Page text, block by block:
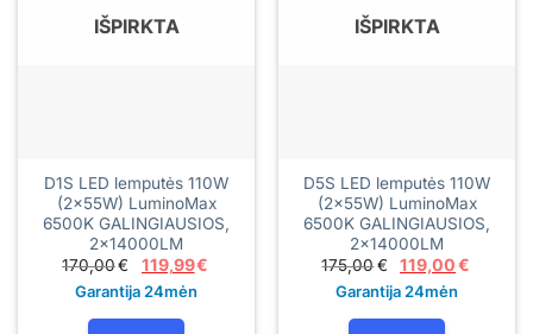
IŠPIRKTA
D1S LED lemputės 110W
(2×55W) LuminoMax
6500K GALINGIAUSIOS,
2×14000LM
170,00€
Original
price
was:
119,99€
Garantija 24mėn
IŠPIRKTA
D5S LED lemputės 110W
(2×55W) LuminoMax
6500K GALINGIAUSIOS,
2×14000LM
175,00€
Original
price
was:
119,00€
Garantija 24mėn